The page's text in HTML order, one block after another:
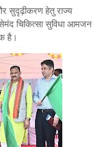
सुदृढ़ीकरण हेतु राज्य
चिकित्सा सुविधा आमजन
है।